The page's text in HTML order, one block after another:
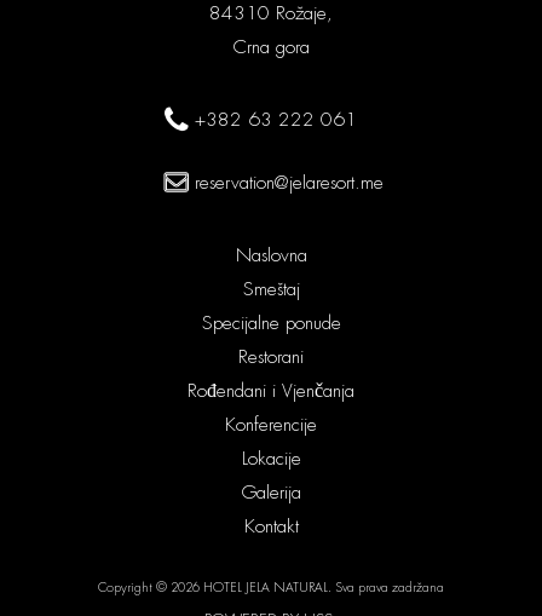
84310 Rožaje,
Crna gora
+382 63 222 061
reservation@jelaresort.me
Naslovna
Smeštaj
Specijalne ponude
Restorani
Rođendani i Vjenčanja
Konferencije
Lokacije
Galerija
Kontakt
Copyright © 2026 HOTEL JELA NATURAL. Sva prava zadržana